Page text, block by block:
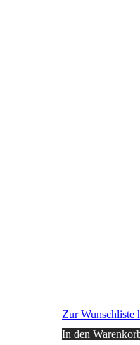
Zur Wunschliste
In den